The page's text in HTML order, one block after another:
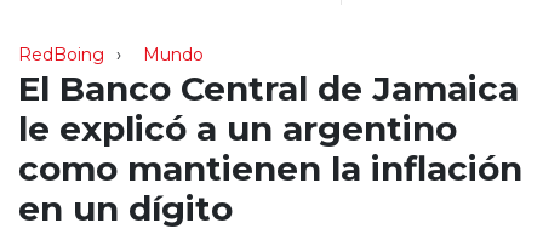
RedBoing Mundo
El Banco Central de Jamaica
le explicó a un argentino
como mantienen la inflación
en un dígito